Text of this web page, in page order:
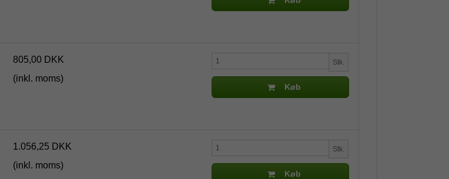
805,00 DKK
(inkl. moms)
Stk.
Køb
1.056,25 DKK
(inkl. moms)
Stk.
Køb